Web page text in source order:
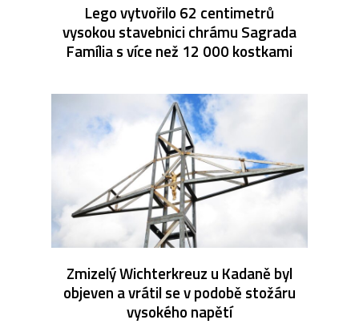
Lego vytvořilo 62 centimetrů
vysokou stavebnici chrámu Sagrada
Família s více než 12 000 kostkami
Zmizelý Wichterkreuz u Kadaně byl
objeven a vrátil se v podobě stožáru
vysokého napětí